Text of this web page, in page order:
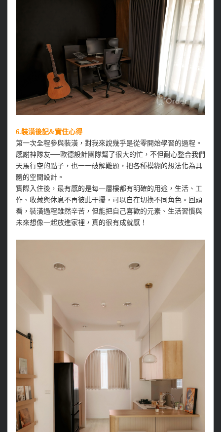
6.裝潢後記&實住心得
第一次全程參與裝潢，對我來說幾乎是從零開始學習的過程。
感謝神隊友──歐德設計團隊幫了很大的忙，不但耐心整合我們
天馬行空的點子，也一一破解難題，把各種模糊的想法化為具
體的空間設計。
實際入住後，最有感的是每一層樓都有明確的用途，生活、工
作、收藏與休息不再彼此干擾，可以自在切換不同角色。回頭
看，裝潢過程雖然辛苦，但能把自己喜歡的元素、生活習慣與
未來想像一起放進家裡，真的很有成就感！